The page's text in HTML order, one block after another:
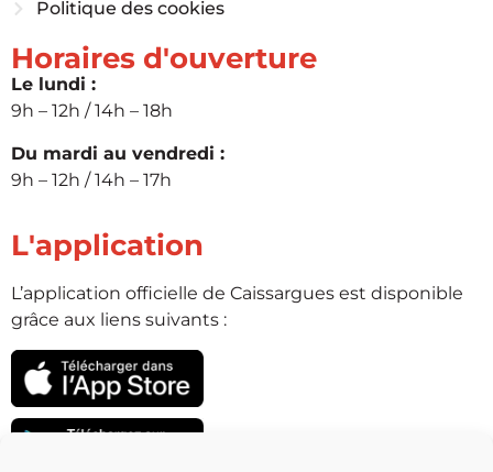
Politique des cookies
Horaires d'ouverture
Le lundi :
9h – 12h / 14h – 18h
Du mardi au vendredi :
9h – 12h / 14h – 17h
L'application
L’application officielle de Caissargues est disponible
grâce aux liens suivants :